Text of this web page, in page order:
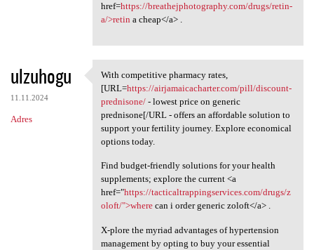
href=https://breathejphotography.com/drugs/retin-
a/>retin a cheap</a> .
ulzuhogu
11.11.2024
Adres
With competitive pharmacy
With competitive pharmacy rates,
[URL=https://airjamaicacharter.com/pill/discount-
prednisone/- lowest price on generic
prednisone[/URL - offers an affordable solution to
support your fertility journey. Explore economical
options today.
Find budget-friendly solutions for your health
supplements; explore the current <a
href="https://tacticaltrappingservices.com/drugs/z
oloft/">wherecan i order generic zoloft</a> .
X-plore the myriad advantages of hypertension
management by opting to buy your essential